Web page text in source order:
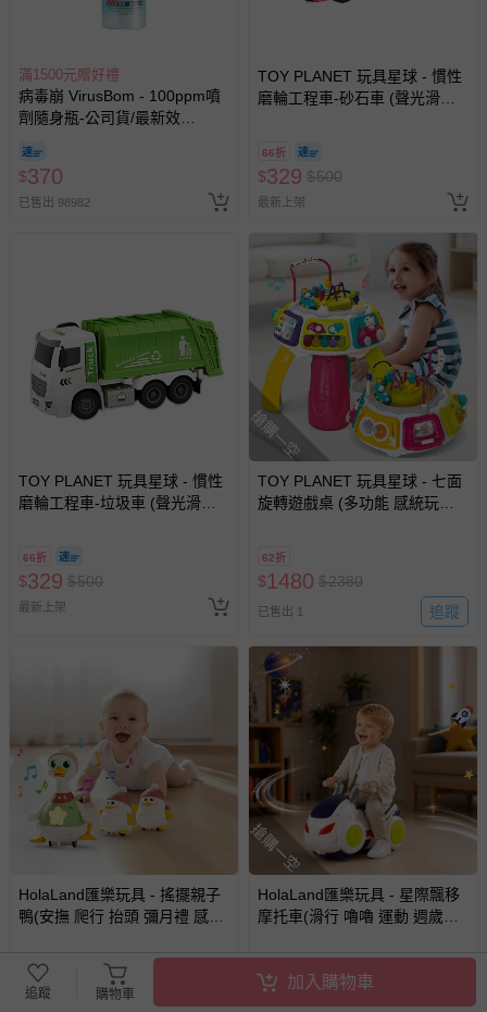
滿1500元贈好禮
病毒崩 VirusBom - 100ppm噴
劑隨身瓶-公司貨/最新效
$370
已售出 98982
TOY PLANET 玩具星球 - 慣性
磨輪工程車-砂石車 (聲光滑行
66折
$329 $500
最新上架
TOY PLANET 玩具星球 - 慣性
磨輪工程車-垃圾車 (聲光滑行
66折
$329 $500
最新上架
搶購一空
TOY PLANET 玩具星球 - 七面
旋轉遊戲桌 (多功能 感統玩具
推薦)
62折
$1480 $2380
已售出 1 追蹤
HolaLand匯樂玩具 - 搖擺親子
鴨(安撫 爬行 抬頭 彌月禮 感統
兒玩具)
55折
$699 1280
搶購一空
HolaLand匯樂玩具 - 星際飄移
摩托車(滑行 嚕嚕 運動 週歲禮
嬰幼兒玩具)
$ 1480 $ 2200
追蹤 購物車
加入購物車